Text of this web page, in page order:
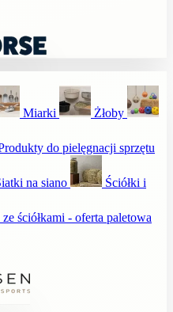
Miarki Żłoby
do pielęgnacji sprzętu
na siano Ściółki i
ściółkami - oferta paletowa